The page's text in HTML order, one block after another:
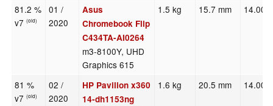
81.2 %
v7(old)
01 /
2020
Asus
Chromebook Flip
C434TA-AI0264
m3-8100Y, UHD
Graphics 615
1.5 kg 15.7 mm 14.00"
81 %
v7(old)
02 /
2020
HP Pavilion x360
14-dh1153ng
1.6 kg 20.5 mm 14.00"